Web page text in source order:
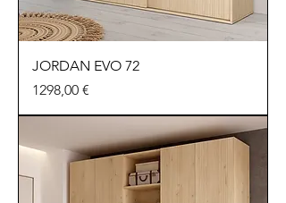
JORDAN EVO 72
Precio
1298,00 €